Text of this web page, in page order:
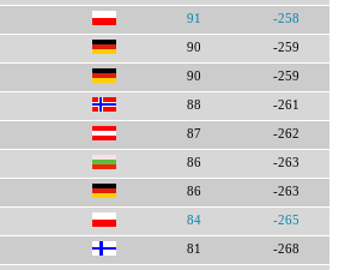
91 -258
90 -259
90 -259
88 -261
87 -262
86 -263
86 -263
84 -265
81 -268